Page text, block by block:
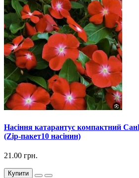
Насіння катарантус компактний
(Zip-пакет10 насінин)
21.00 грн.
Купити